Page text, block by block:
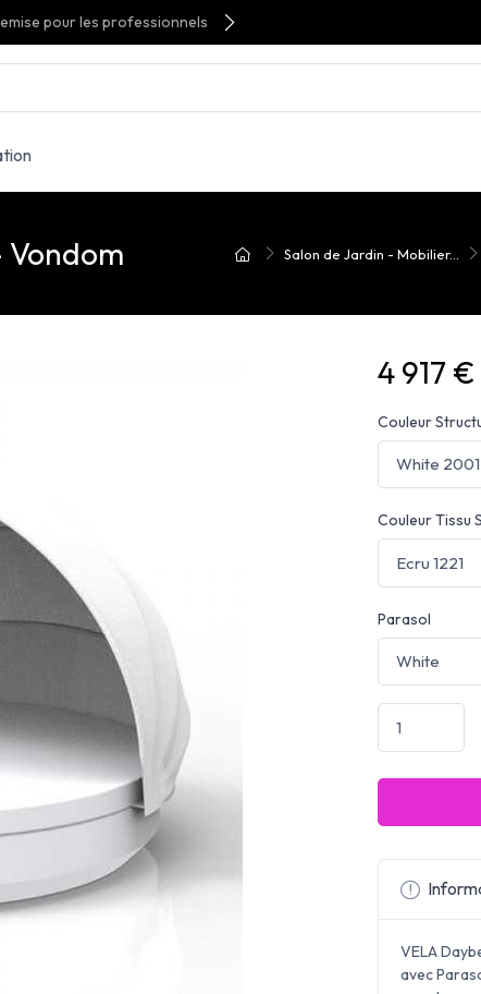
pour les professionnels
Salon de Jardin - Mobilier...
Vondom
4 917
Couleur
Couleur Tissu
Parasol
VELA
avec